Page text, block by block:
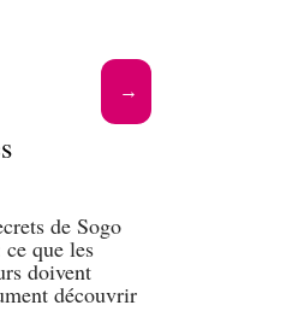
de Sogo
que les
doivent
découvrir